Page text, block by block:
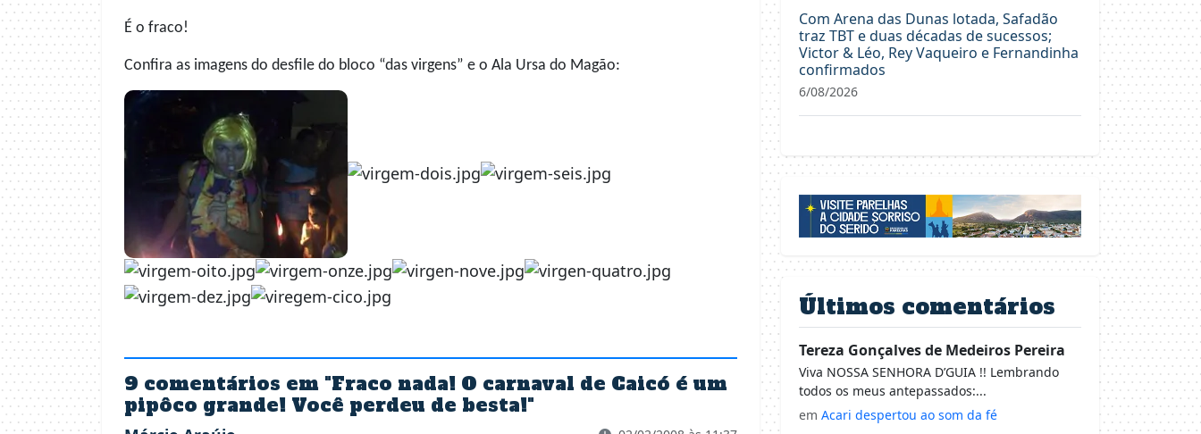
É o fraco!
Confira as imagens do desfile do bloco “das virgens” e o Ala Ursa do Magão:
9 comentários em "Fraco nada! O carnaval de Caicó é um
pipôco grande! Você perdeu de besta!"
Com Arena das Dunas lotada, Safadão
traz TBT e duas décadas de sucessos;
Victor & Léo, Rey Vaqueiro e Fernandinha
confirmados
6/08/2026
Últimos comentários
Tereza Gonçalves de Medeiros Pereira
Viva NOSSA SENHORA D’GUIA !! Lembrando
todos os meus antepassados:...
em Acari despertou ao som da fé